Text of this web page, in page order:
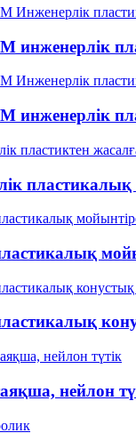
инженерлік
инженерлік
нейлон